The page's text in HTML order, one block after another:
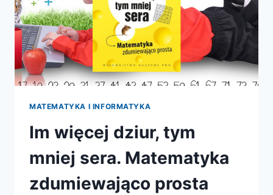
MATEMATYKA I INFORMATYKA
Im więcej dziur, tym
mniej sera. Matematyka
zdumiewająco prosta